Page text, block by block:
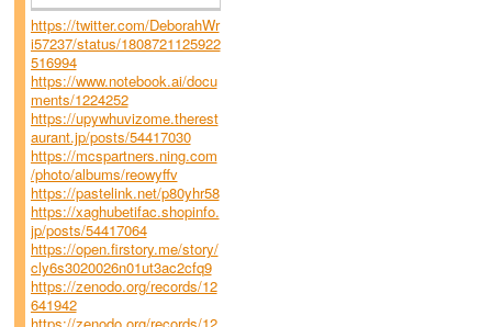
https://twitter.com/DeborahWr
i57237/status/1808721125922
516994
https://www.notebook.ai/docu
ments/1224252
https://upywhuvizome.therest
aurant.jp/posts/54417030
https://mcspartners.ning.com
/photo/albums/reowyffv
https://pastelink.net/p80yhr58
https://xaghubetifac.shopinfo.
jp/posts/54417064
https://open.firstory.me/story/
cly6s3020026n01ut3ac2cfq9
https://zenodo.org/records/12
641942